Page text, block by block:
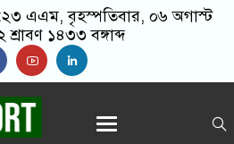
এএম, বৃহস্পতিবার, ০৬ অগাস্ট
১৪৩৩ বঙ্গাব্দ